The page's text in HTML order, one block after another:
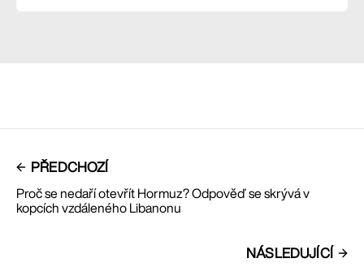
PŘEDCHOZÍ
Proč se nedaří otevřít Hormuz? Odpověď se skrývá v
kopcích vzdáleného Libanonu
NÁSLEDUJÍCÍ